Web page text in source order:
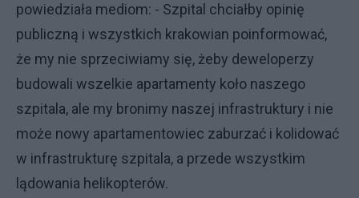
powiedziała mediom: - Szpital chciałby opinię
publiczną i wszystkich krakowian poinformować,
że my nie sprzeciwiamy się, żeby deweloperzy
budowali wszelkie apartamenty koło naszego
szpitala, ale my bronimy naszej infrastruktury i nie
może nowy apartamentowiec zaburzać i kolidować
w infrastrukturę szpitala, a przede wszystkim
lądowania helikopterów.